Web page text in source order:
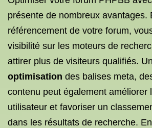
présente de nombreux avantages.
référencement de votre forum,
visibilité sur les moteurs de
attirer plus de visiteurs qualifiés.
optimisation des balises meta,
contenu peut également améliorer
utilisateur et favoriser un
dans les résultats de recherche.